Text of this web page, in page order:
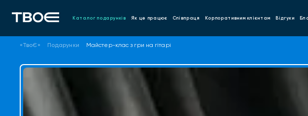
Каталог подарунків Як це працює Співпраця Корпоративним клієнтам Відгуки
«ТвоЄ» Подарунки Майстер-клас з гри на гітарі